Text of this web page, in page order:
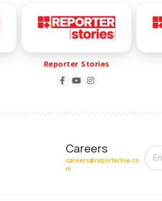
Reporter Stories
Careers
careers@reporterlive.co
m